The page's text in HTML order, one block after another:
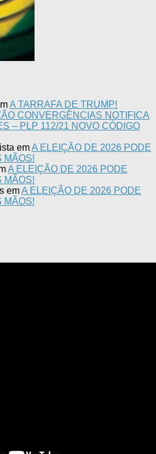
A TARRAFA DE TRUMP!
CONVERGÊNCIAS NOTIFICA
– PLP 112/21 NOVO CÓDIGO
emA ELEIÇÃO DE 2026 PODE
MÃOS!
A ELEIÇÃO DE 2026 PODE
MÃOS!
emA ELEIÇÃO DE 2026 PODE
MÃOS!